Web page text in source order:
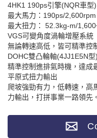
4HK1 190ps引擎(NQR車型)
最大馬力：190ps/2,600rpm
最大扭力： 52.3kg-m/
VGS可變角度渦輪增壓系統
無論轉速高低，皆可精準控
DOHC雙凸輪軸(4JJ1E5N型)
精準控制進排氣時機，達成
平原式扭力輸出
爬坡強勁有力，低轉速，
力輸出，打拼事業一路領先。